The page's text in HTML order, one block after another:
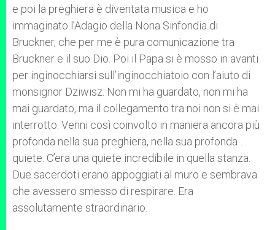
e poi la preghiera è diventata musica e ho
immaginato l’Adagio della Nona Sinfondia di
Bruckner, che per me è pura comunicazione tra
Bruckner e il suo Dio. Poi il Papa si è mosso in avanti
per inginocchiarsi sull’inginocchiatoio con l’aiuto di
monsignor Dziwisz. Non mi ha guardato, non mi ha
mai guardato, ma il collegamento tra noi non si è mai
interrotto. Venni così coinvolto in maniera ancora più
profonda nella sua preghiera, nella sua profonda …
quiete. C’era una quiete incredibile in quella stanza.
Due sacerdoti erano appoggiati al muro e sembrava
che avessero smesso di respirare. Era
assolutamente straordinario.